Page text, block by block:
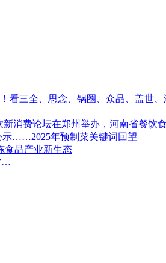
看三全、思念、锅圈、众品、盖世
新消费论坛在郑州举办，河南省餐饮
示……2025年预制菜关键词回望
食品产业新生态